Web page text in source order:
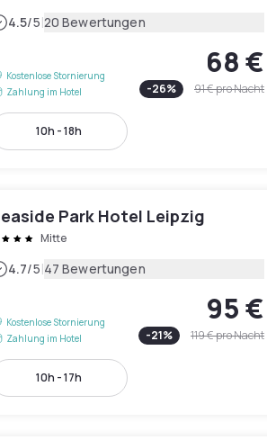
4.5/5|20 Bewertungen
Kostenlose Stornierung
Zahlung im Hotel
68 €
-26% 91 €pro Nacht
10h - 18h
Park Hotel Leipzig
Mitte
4.7/5|47 Bewertungen
Kostenlose Stornierung
Zahlung im Hotel
95 €
-21% 119 €pro Nacht
10h - 17h